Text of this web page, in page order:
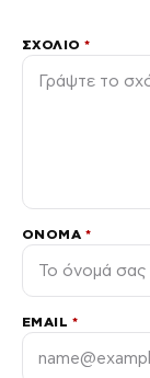
ΣΧΌΛΙΟ*
ΌΝΟΜΑ *
EMAIL *